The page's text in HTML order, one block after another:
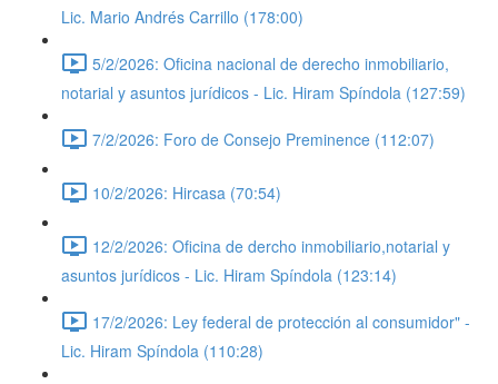
Lic. Mario Andrés Carrillo (178:00)
5/2/2026: Oficina nacional de derecho inmobiliario,
notarial y asuntos jurídicos - Lic. Hiram Spíndola (127:59)
7/2/2026: Foro de Consejo Preminence (112:07)
10/2/2026: Hircasa (70:54)
12/2/2026: Oficina de dercho inmobiliario,notarial y
asuntos jurídicos - Lic. Hiram Spíndola (123:14)
17/2/2026: Ley federal de protección al consumidor" -
Lic. Hiram Spíndola (110:28)